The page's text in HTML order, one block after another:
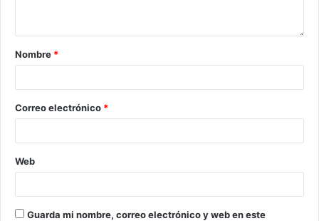
Nombre *
Correo electrónico *
Web
Guarda mi nombre, correo electrónico y web en este